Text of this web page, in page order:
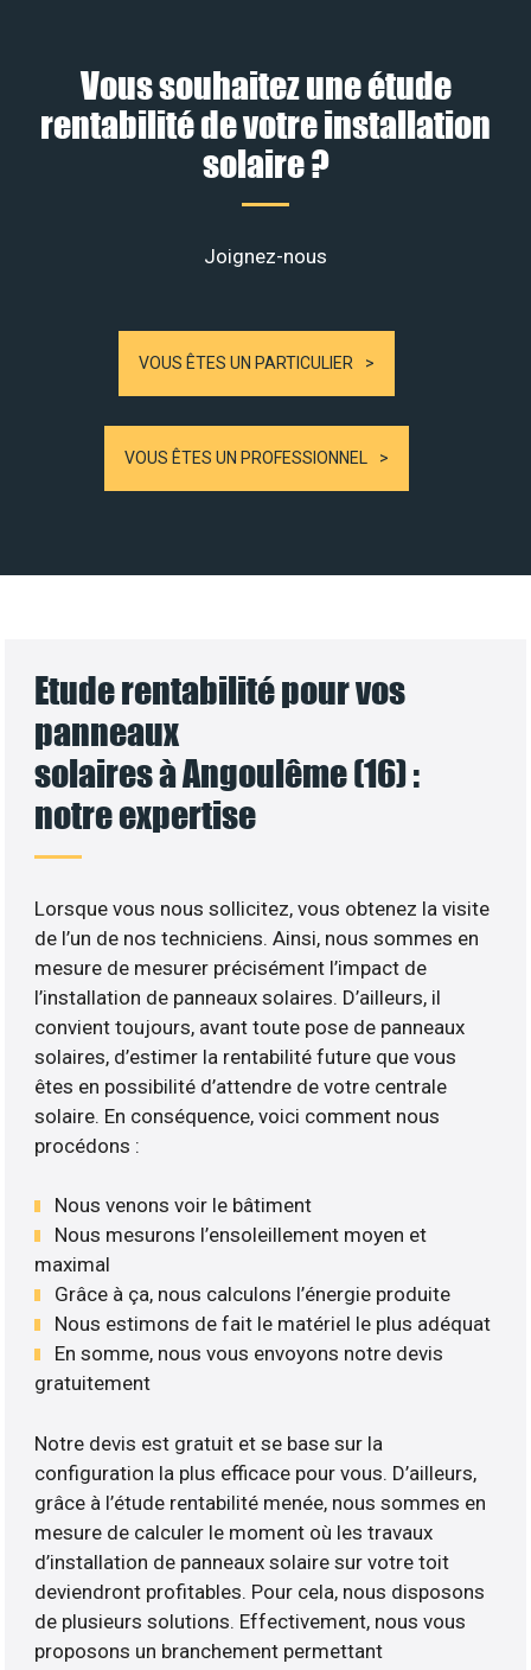
Vous souhaitez une étude
rentabilité de votre installation
solaire ?
Joignez-nous
VOUS ÊTES UN PARTICULIER
VOUS ÊTES UN PROFESSIONNEL
Etude rentabilité pour vos
panneaux
solaires à Angoulême (16) :
notre expertise
Lorsque vous nous sollicitez, vous obtenez la visite
de l’un de nos techniciens. Ainsi, nous sommes en
mesure de mesurer précisément l’impact de
l’installation de panneaux solaires. D’ailleurs, il
convient toujours, avant toute pose de panneaux
solaires, d’estimer la rentabilité future que vous
êtes en possibilité d’attendre de votre centrale
solaire. En conséquence, voici comment nous
procédons :
Nous venons voir le bâtiment
Nous mesurons l’ensoleillement moyen et
maximal
Grâce à ça, nous calculons l’énergie produite
Nous estimons de fait le matériel le plus adéquat
En somme, nous vous envoyons notre devis
gratuitement
Notre devis est gratuit et se base sur la
configuration la plus efficace pour vous. D’ailleurs,
grâce à l’étude rentabilité menée, nous sommes en
mesure de calculer le moment où les travaux
d’installation de panneaux solaire sur votre toit
deviendront profitables. Pour cela, nous disposons
de plusieurs solutions. Effectivement, nous vous
proposons un branchement permettant